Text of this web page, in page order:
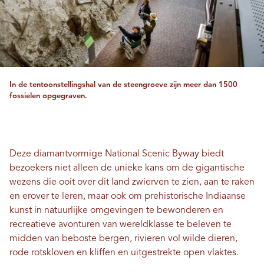
In de tentoonstellingshal van de steengroeve zijn meer dan 1500
fossielen opgegraven.
Deze diamantvormige National Scenic Byway biedt
bezoekers niet alleen de unieke kans om de gigantische
wezens die ooit over dit land zwierven te zien, aan te raken
en erover te leren, maar ook om prehistorische Indiaanse
kunst in natuurlijke omgevingen te bewonderen en
recreatieve avonturen van wereldklasse te beleven te
midden van beboste bergen, rivieren vol wilde dieren,
rode rotskloven en kliffen en uitgestrekte open vlaktes.